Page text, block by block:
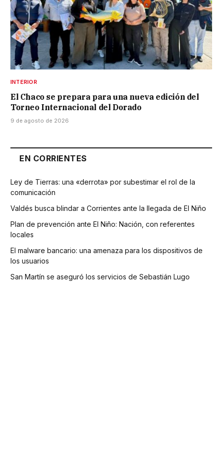
INTERIOR
El Chaco se prepara para una nueva edición del
Torneo Internacional del Dorado
9 de agosto de 2026
EN CORRIENTES
Ley de Tierras: una «derrota» por subestimar el rol de la
comunicación
Valdés busca blindar a Corrientes ante la llegada de El Niño
Plan de prevención ante El Niño: Nación, con referentes
locales
El malware bancario: una amenaza para los dispositivos de
los usuarios
San Martín se aseguró los servicios de Sebastián Lugo